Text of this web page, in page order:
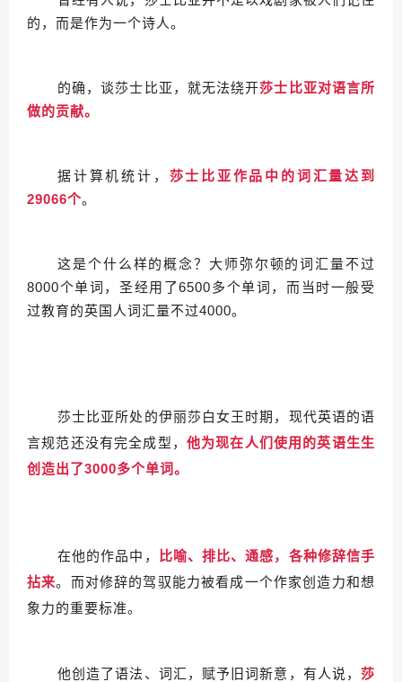
的，而是作为一个诗人。
的确，谈莎士比亚，就无法绕开莎士比亚对语言所
做的贡献。
据计算机统计， 莎士比亚作品中的词汇量达到
29066个。
这是个什么样的概念？大师弥尔顿的词汇量不过
8000个单词，圣经用了6500多个单词，而当时一般受
过教育的英国人词汇量不过4000。
莎士比亚所处的伊丽莎白女王时期，现代英语的语
言规范还没有完全成型， 他为现在人们使用的英语生生
创造出了3000多个单词。
在他的作品中，
比喻、排比、通感，各种修辞信手
拈来。而对修辞的驾驭能力被看成一个作家创造力和想
象力的重要标准。
他创造了语法、词汇，赋予旧词新意，有人说， 莎